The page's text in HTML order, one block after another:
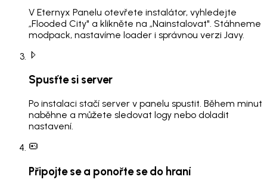
V Eternyx Panelu otevřete instalátor, vyhledejte
„Flooded City" a klikněte na „Nainstalovat". Stáhneme
modpack, nastavíme loader i správnou verzi Javy.
Spusťte si server
Po instalaci stačí server v panelu spustit. Během minut
naběhne a můžete sledovat logy nebo doladit
nastavení.
Připojte se a ponořte se do hraní